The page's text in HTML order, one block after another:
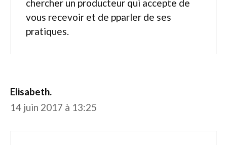
chercher un producteur qui accepte de
vous recevoir et de pparler de ses
pratiques.
Elisabeth.
14 juin 2017 à 13:25